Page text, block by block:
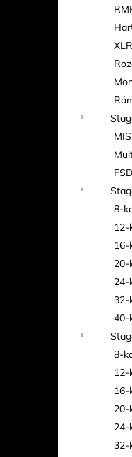
8-
12-
16-
20-
24-
32-
40-
8-
12-
16-
20-
24-
32-